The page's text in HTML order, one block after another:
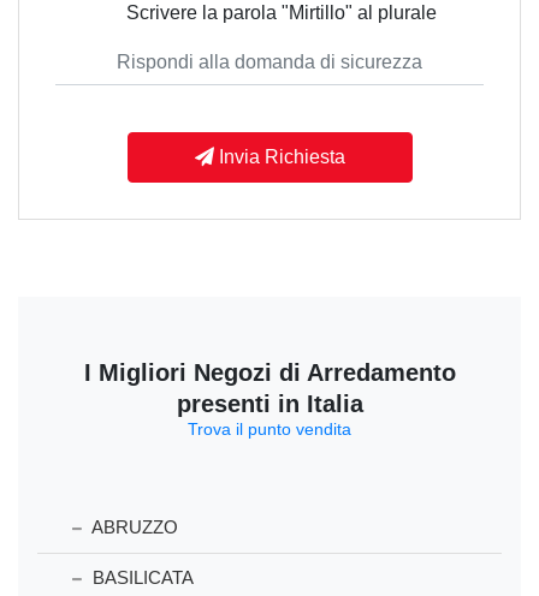
Scrivere la parola "Mirtillo" al plurale
Invia Richiesta
I Migliori Negozi di Arredamento
presenti in Italia
Trova il punto vendita
ABRUZZO
BASILICATA